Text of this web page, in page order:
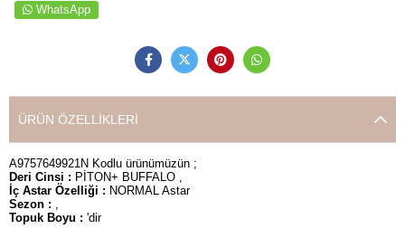
WhatsApp
ÜRÜN ÖZELLIKLERI
A9757649921N Kodlu ürünümüzün ;
Deri Cinsi : PİTON+ BUFFALO ,
İç Astar Özelliği : NORMAL Astar
Sezon :
Topuk Boyu : 'dir